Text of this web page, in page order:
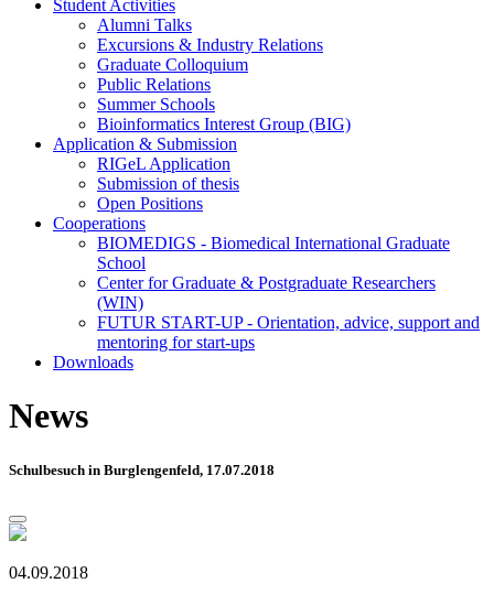
Student Activities
Alumni Talks
Excursions & Industry Relations
Graduate Colloquium
Public Relations
Summer Schools
Bioinformatics Interest Group (BIG)
Application & Submission
RIGeL Application
Submission of thesis
Open Positions
Cooperations
BIOMEDIGS - Biomedical International Graduate
School
Center for Graduate & Postgraduate Researchers
(WIN)
FUTUR START-UP - Orientation, advice, support and
mentoring for start-ups
Downloads
News
Schulbesuch in Burglengenfeld, 17.07.2018
04.09.2018